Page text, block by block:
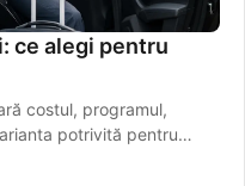
ce alegi pentru
costul, programul,
potrivită pentru